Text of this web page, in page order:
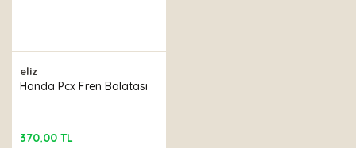
eliz
Honda Pcx Fren Balatası
370,00 TL